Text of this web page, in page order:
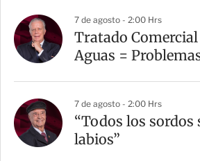
a
r
t
7 de agosto - 2:00 Hrs
Tratado
Aguas =
7 de agosto - 2:00 Hrs
“Todos los sordos
labios”